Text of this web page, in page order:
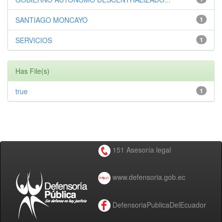
1
SANTIAGO MONCAYO
1
SERVICIOS
Has File(s)
1
true
151 Asesoría legal
www.defensoria.gob.ec
DefensoriaPublicaDelEcuador